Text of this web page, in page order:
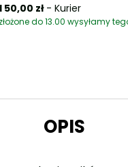
50,00 zł - Kurier
do 13.00 wysyłamy
OPIS